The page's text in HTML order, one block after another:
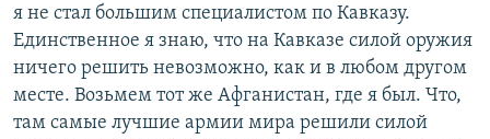
я не стал большим специалистом по Кавказу.
Единственное я знаю, что на Кавказе силой оружия
ничего решить невозможно, как и в любом другом
месте. Возьмем тот же Афганистан, где я был. Что,
там самые лучшие армии мира решили силой